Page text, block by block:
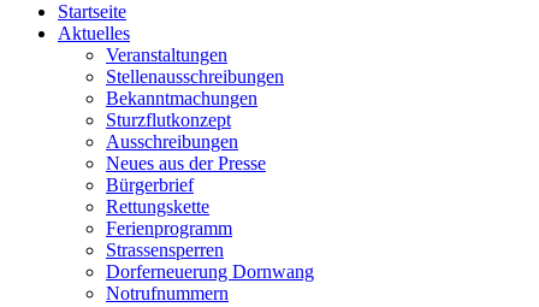
Startseite
Aktuelles
Veranstaltungen
Stellenausschreibungen
Bekanntmachungen
Sturzflutkonzept
Ausschreibungen
Neues aus der Presse
Bürgerbrief
Rettungskette
Ferienprogramm
Strassensperren
Dorferneuerung Dornwang
Notrufnummern